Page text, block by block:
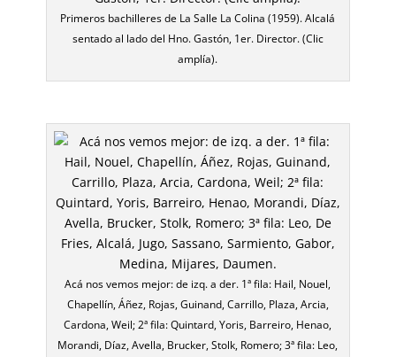
Primeros bachilleres de La Salle La Colina (1959). Alcalá
sentado al lado del Hno. Gastón, 1er. Director. (Clic
amplía).
Acá nos vemos mejor: de izq. a der. 1ª fila: Hail, Nouel,
Chapellín, Áñez, Rojas, Guinand, Carrillo, Plaza, Arcia,
Cardona, Weil; 2ª fila: Quintard, Yoris, Barreiro, Henao,
Morandi, Díaz, Avella, Brucker, Stolk, Romero; 3ª fila: Leo,